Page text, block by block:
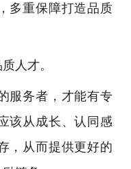
多重保障打造品质
人才。
务者，才能有专
该从成长、认同感
，从而提供更好的